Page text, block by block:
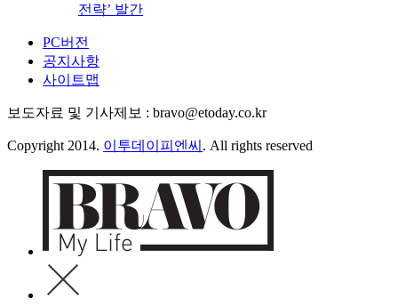
전략’ 발간
PC버전
공지사항
사이트맵
보도자료 및 기사제보 : bravo@etoday.co.kr
Copyright 2014. 이투데이피엔씨 . All rights reserved